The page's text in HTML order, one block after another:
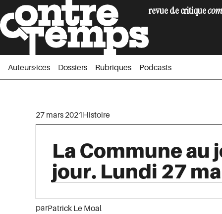
Auteurs·ices
revue de critique
Auteurs·ices Dossiers Rubriques Podcasts
27 mars 2021Histoire
La Commune au
jour. Lundi 27
parPatrick Le Moal